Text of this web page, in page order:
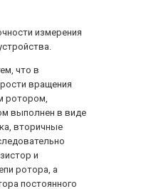
измерения
что в
вращения
ротором,
выполнен в виде
вторичные
и
ротора, а
постоянного